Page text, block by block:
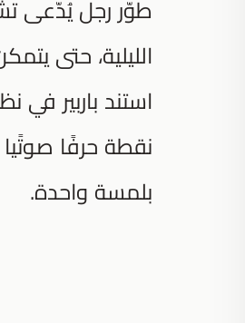
طوّر رجل يُدّعى
الليلية، حتى
نقطة حرفًا
بلمسة واحدة.